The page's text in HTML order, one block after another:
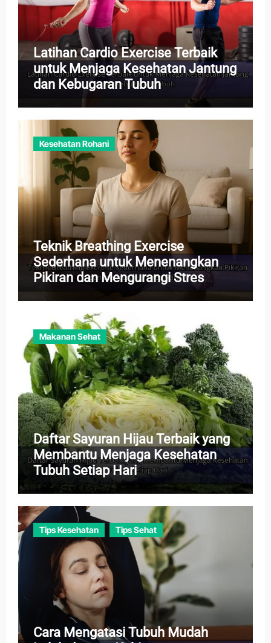
Latihan Cardio Exercise Terbaik
untuk Menjaga Kesehatan Jantung
dan Kebugaran Tubuh
Kesehatan Rohani
Teknik Breathing Exercise
Sederhana untuk Menenangkan
Pikiran dan Mengurangi Stres
Harian
Makanan Sehat
Daftar Sayuran Hijau Terbaik yang
Membantu Menjaga Kesehatan
Tubuh Setiap Hari
Tips Kesehatan Tips Sehat
Cara Mengatasi Tubuh Mudah